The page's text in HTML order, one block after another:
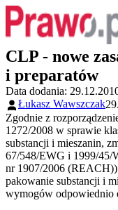
CLP - nowe
i preparatów
Data dodania:
Łukasz Wawszczak
Zgodnie z
1272/2008 w sprawie
substancji i mieszanin,
67/548/EWG i 1999/45/
nr 1907/2006
pakowanie substancji i
wymogów odpowiednio